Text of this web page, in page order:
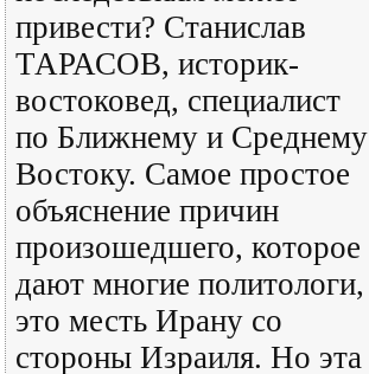
привести? Станислав
ТАРАСОВ, историк-
востоковед, специалист
по Ближнему и Среднему
Востоку. Самое простое
объяснение причин
произошедшего, которое
дают многие политологи,
это месть Ирану со
стороны Израиля. Но эта